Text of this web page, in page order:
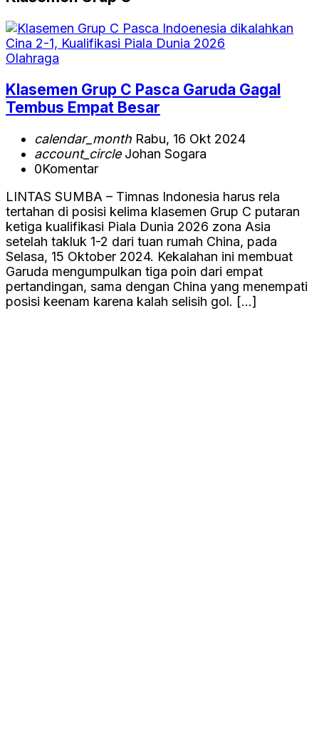
Olahraga
Klasemen Grup C Pasca Garuda Gagal
Tembus Empat Besar
calendar_month Rabu, 16 Okt 2024
account_circleJohan Sogara
0Komentar
LINTAS SUMBA – Timnas Indonesia harus rela
tertahan di posisi kelima klasemen Grup C putaran
ketiga kualifikasi Piala Dunia 2026 zona Asia
setelah takluk 1-2 dari tuan rumah China, pada
Selasa, 15 Oktober 2024. Kekalahan ini membuat
Garuda mengumpulkan tiga poin dari empat
pertandingan, sama dengan China yang menempati
posisi keenam karena kalah selisih gol. […]